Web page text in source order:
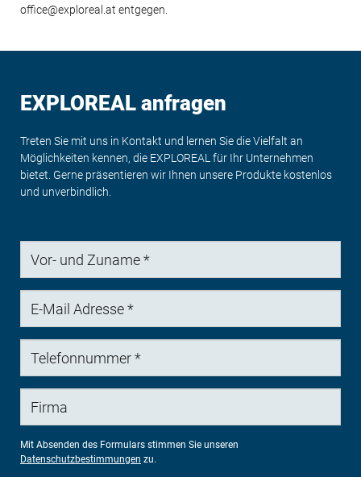
office@exploreal.at entgegen.
EXPLOREAL anfragen
Treten Sie mit uns in Kontakt und lernen Sie die Vielfalt an
Möglichkeiten kennen, die EXPLOREAL für Ihr Unternehmen
bietet. Gerne präsentieren wir Ihnen unsere Produkte kostenlos
und unverbindlich.
und
Zuname
Mail
Adresse
Mit Absenden des Formulars stimmen Sie unseren
Datenschutzbestimmungen zu.